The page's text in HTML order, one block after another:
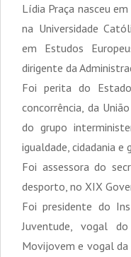
Lídia Praça nasceu
na Universidade
em Estudos
dirigente da
Foi perita do
concorrência, da
do grupo
igualdade, cidadania e
Foi assessora do
desporto, no XIX
Foi presidente do
Juventude, vogal
Movijovem e vogal da